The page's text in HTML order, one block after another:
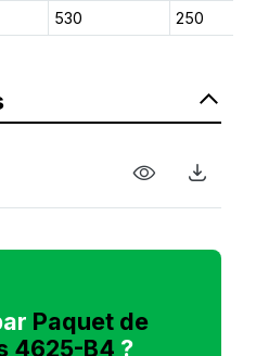
530 250
Paquet de
4625-B4 ?